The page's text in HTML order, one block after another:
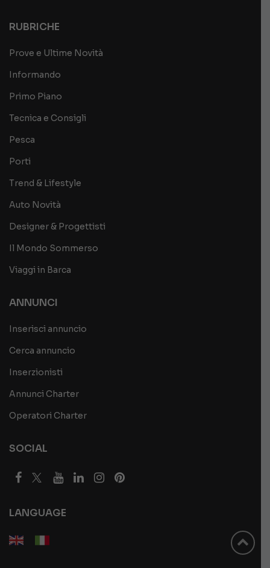
RUBRICHE
Prove e Ultime Novità
Informando
Primo Piano
Tecnica e Consigli
Pesca
Porti
Trend & Lifestyle
Auto Novità
Designer & Progettisti
Il Mondo Sommerso
Viaggi in Barca
ANNUNCI
Inserisci annuncio
Cerca annuncio
Inserzionisti
Annunci Charter
Operatori Charter
SOCIAL
LANGUAGE